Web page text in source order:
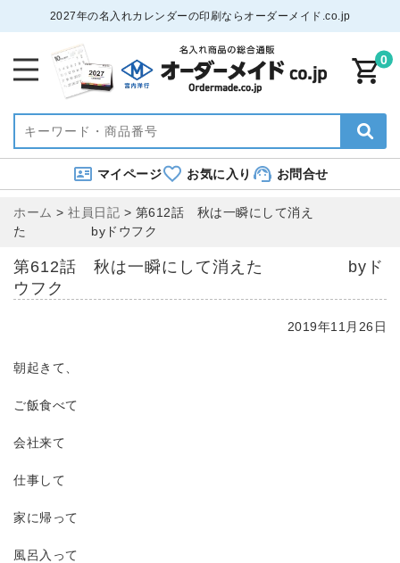
2027年の名入れカレンダーの印刷ならオーダーメイド.co.jp
0
マイページ お気に入り お問合せ
ホーム > 社員日記 > 第612話 秋は一瞬にして消え
た byドウフク
第612話 秋は一瞬にして消えた byド
ウフク
2019年11月26日
朝起きて、
ご飯食べて
会社来て
仕事して
家に帰って
風呂入って